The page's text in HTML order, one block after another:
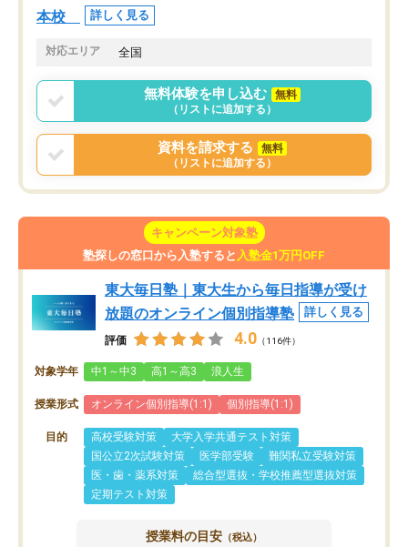
本校 詳しく見る
対応エリア 全国
無料体験を申し込む
無料
（リストに追加する）
資料を請求する
無料
（リストに追加する）
キャンペーン対象塾
塾探しの窓口から入塾すると 入塾金1万円OFF
東大毎日塾｜東大生から毎日指導が受け
放題のオンライン個別指導塾
詳しく見る
評価 4.0 （116件）
対象学年 中1～中3 高1～高3 浪人生
授業形式 オンライン個別指導(1:1) 個別指導(1:1)
目的 高校受験対策
大学入学共通テスト対策
国公立2次試験対策
医学部受験
難関私立受験対策
医・歯・薬系対策
総合型選抜・学校推薦型選抜対策
定期テスト対策
授業料の目安 （税込）